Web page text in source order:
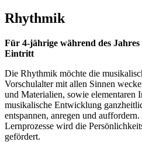
Rhythmik
Für 4-jährige während des
Eintritt
Die Rhythmik möchte die
Vorschulalter mit allen Sinnen
und Materialien, sowie elementaren
musikalische Entwicklung
entspannen, anregen und
Lernprozesse wird die
gefördert.